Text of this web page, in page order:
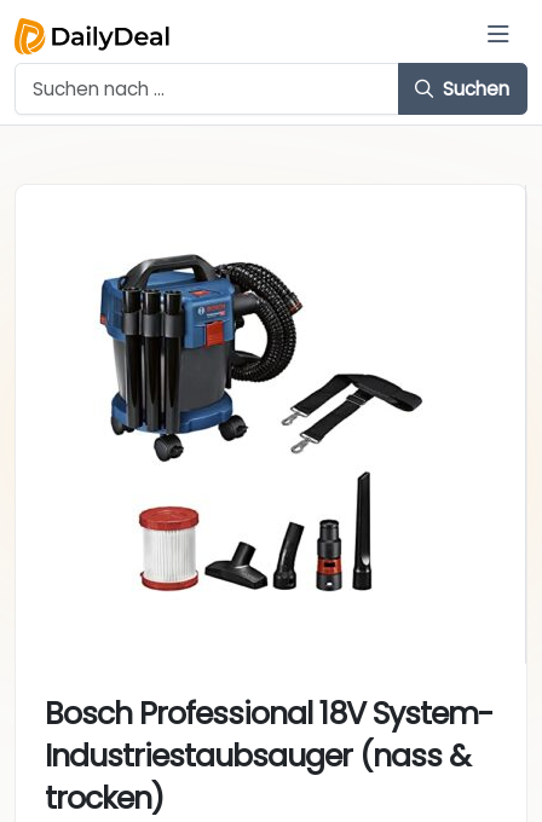
Suchen
Bosch Professional 18V System-
Industriestaubsauger (nass &
trocken)